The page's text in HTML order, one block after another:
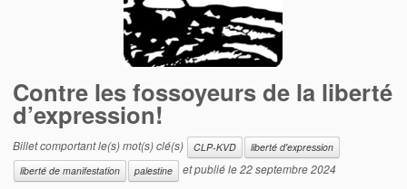
Contre les fossoyeurs de la liberté
d’expression!
Billet comportant le(s) mot(s) clé(s) CLP-KVD
liberté d'expression
liberté de manifestation
palestine et publié le22 septembre 2024